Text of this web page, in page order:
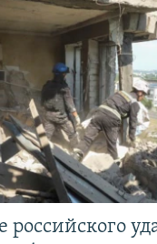
российского